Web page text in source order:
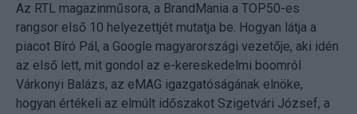
Az RTL magazinműsora, a BrandMania a TOP50-es
rangsor első 10 helyezettjét mutatja be. Hogyan látja a
piacot Bíró Pál, a Google magyarországi vezetője, aki idén
az első lett, mit gondol az e-kereskedelmi boomról
Várkonyi Balázs, az eMAG igazgatóságának elnöke,
hogyan értékeli az elmúlt időszakot Szigetvári József, a